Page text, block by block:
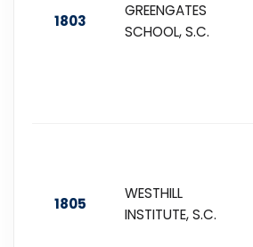
1803
GREENGATES
SCHOOL, S.C.
1805
WESTHILL
INSTITUTE, S.C.